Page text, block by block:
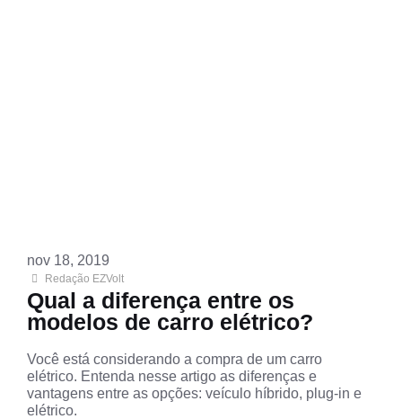
nov 18, 2019
Redação EZVolt
Qual a diferença entre os
modelos de carro elétrico?
Você está considerando a compra de um carro
elétrico. Entenda nesse artigo as diferenças e
vantagens entre as opções: veículo híbrido, plug-in e
elétrico.